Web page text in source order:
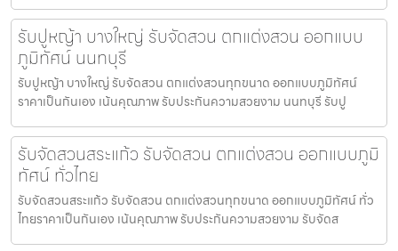
รับปูหญ้า บางใหญ่ รับจัดสวน ตกแต่งสวน ออกแบบ
ภูมิทัศน์ นนทบุรี
รับปูหญ้า บางใหญ่ รับจัดสวน ตกแต่งสวนทุกขนาด ออกแบบภูมิทัศน์
ราคาเป็นกันเอง เน้นคุณภาพ รับประกันความสวยงาม นนทบุรี รับปู
รับจัดสวนสระแก้ว รับจัดสวน ตกแต่งสวน ออกแบบภูมิ
ทัศน์ ทั่วไทย
รับจัดสวนสระแก้ว รับจัดสวน ตกแต่งสวนทุกขนาด ออกแบบภูมิทัศน์ ทั่ว
ไทยราคาเป็นกันเอง เน้นคุณภาพ รับประกันความสวยงาม รับจัดส